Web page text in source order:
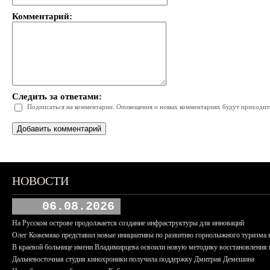
Комментарий:
Следить за ответами:
Подписаться на комментарии. Оповещения о новых комментариях будут
НОВОСТИ
06.08.2026
На Русском острове продолжается создание инфраструктуры для инноваций
Олег Кожемяко представил новые инициативы по развитию горнолыжного туризма
В краевой больнице имени Владимирцева освоили новую методику восстановления
Дальневосточная студия кинохроники получила поддержку Дмитрия Демешина